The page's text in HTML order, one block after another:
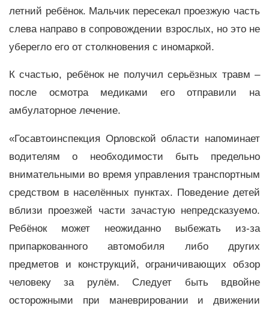
летний ребёнок. Мальчик пересекал проезжую часть
слева направо в сопровождении взрослых, но это не
уберегло его от столкновения с иномаркой.
К счастью, ребёнок не получил серьёзных травм –
после осмотра медиками его отправили на
амбулаторное лечение.
«Госавтоинспекция Орловской области напоминает
водителям о необходимости быть предельно
внимательными во время управления транспортным
средством в населённых пунктах. Поведение детей
вблизи проезжей части зачастую непредсказуемо.
Ребёнок может неожиданно выбежать из-за
припаркованного автомобиля либо других
предметов и конструкций, ограничивающих обзор
человеку за рулём. Следует быть вдвойне
осторожными при маневрировании и движении